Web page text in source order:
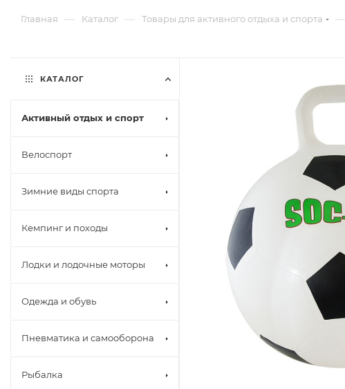
Главная — Каталог — Товары для активного отдыха и спорта —
КАТАЛОГ
Активный отдых и спорт
Велоспорт
Зимние виды спорта
Кемпинг и походы
Лодки и лодочные моторы
Одежда и обувь
Пневматика и самооборона
Рыбалка